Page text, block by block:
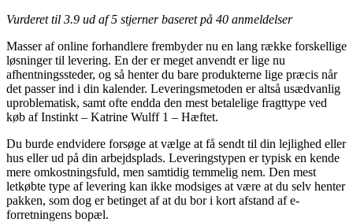
Vurderet til 3.9 ud af 5 stjerner baseret på 40 anmeldelser
Masser af online forhandlere frembyder nu en lang række forskellige
løsninger til levering. En der er meget anvendt er lige nu
afhentningssteder, og så henter du bare produkterne lige præcis når
det passer ind i din kalender. Leveringsmetoden er altså usædvanlig
uproblematisk, samt ofte endda den mest betalelige fragttype ved
køb af Instinkt – Katrine Wulff 1 – Hæftet.
Du burde endvidere forsøge at vælge at få sendt til din lejlighed eller
hus eller ud på din arbejdsplads. Leveringstypen er typisk en kende
mere omkostningsfuld, men samtidig temmelig nem. Den mest
letkøbte type af levering kan ikke modsiges at være at du selv henter
pakken, som dog er betinget af at du bor i kort afstand af e-
forretningens bopæl.